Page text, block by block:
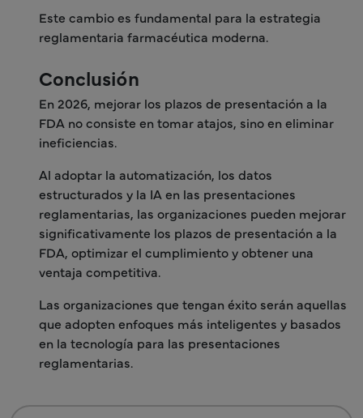
Este cambio es fundamental para la estrategia
reglamentaria farmacéutica moderna.
Conclusión
En 2026, mejorar los plazos de presentación a la
FDA no consiste en tomar atajos, sino en eliminar
ineficiencias.
Al adoptar la automatización, los datos
estructurados y la IA en las presentaciones
reglamentarias, las organizaciones pueden mejorar
significativamente los plazos de presentación a la
FDA, optimizar el cumplimiento y obtener una
ventaja competitiva.
Las organizaciones que tengan éxito serán aquellas
que adopten enfoques más inteligentes y basados
en la tecnología para las presentaciones
reglamentarias.